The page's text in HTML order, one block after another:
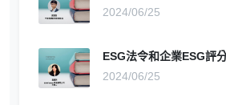
2024/06/25
ESG法令和企業ESG評
2024/06/25